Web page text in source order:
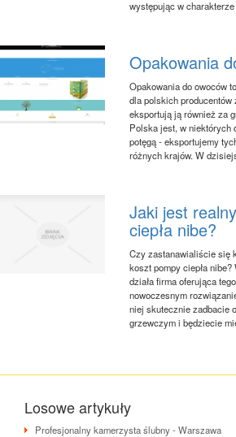
występując w
Opakowania
Opakowania do owoców
dla polskich
eksportują ją również za
Polska jest, w niektórych
potęgą - eksportujemy
różnych krajów. W
Jaki jest
ciepła nibe?
Czy zastanawialiście się
koszt pompy ciepła
działa firma oferująca
nowoczesnym
niej skutecznie zadbacie
grzewczym i będziecie
Losowe artykuły
Profesjonalny kamerzysta ślubny - Warszawa